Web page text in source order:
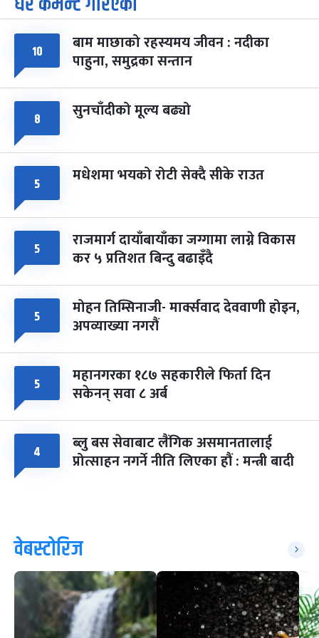
आइत चैत्र ७, २०८३-Mar 21, 2027
८ फागुपूर्णिमा
चैत्र ८, २०८३-Mar 22, 2027
७ महिना बाँकी
१० बाम माछाको रहस्यमय जीवन : नदीका
पाहुना, समुद्रका सन्तान
८ सुनचाँदीको मूल्य बढ्यो
५ मधेशमा भयको रोटी सेक्दै सीके राउत
५ राजमार्ग दायाँबायाँका जग्गामा लाग्ने विकास
कर ५ प्रतिशत बिन्दु बढाइँदै
५ मोहन तिम्सिनाजी- मार्क्सवाद देववाणी होइन,
अपव्याख्या नगरौं
५ महानगरका १८७ सहकारीले फिर्ता दिन
सकेनन् सवा ८ अर्ब
४ ब्लु बस सेवाबाट लैंगिक असमानतालाई
प्रोत्साहन नगर्ने नीति लिएका हौं : मन्त्री बादी
वेबस्टोरिज